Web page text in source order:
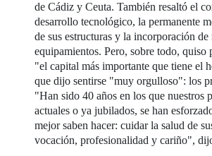
de Cádiz y Ceuta. También resaltó el
desarrollo tecnológico, la permanente
de sus estructuras y la incorporación de
equipamientos. Pero, sobre todo, quiso
"el capital más importante que tiene el
que dijo sentirse "muy orgulloso": los
"Han sido 40 años en los que nuestros
actuales o ya jubilados, se han
mejor saben hacer: cuidar la salud de
vocación, profesionalidad y cariño",